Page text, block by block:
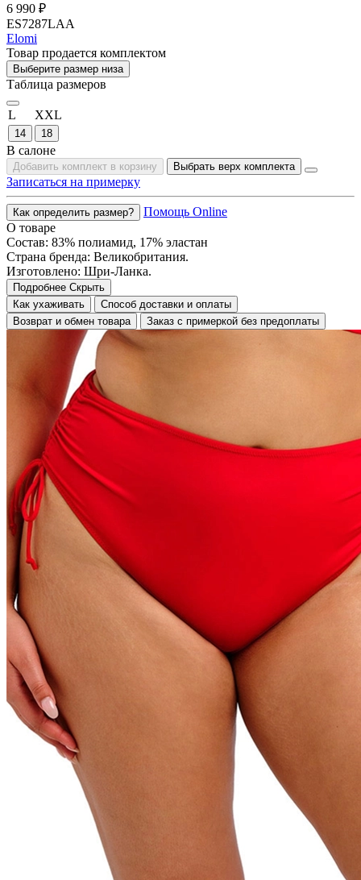
6 990 ₽
ES7287LAA
Elomi
Товар продается комплектом
Выберите размер низа
Таблица размеров
L XXL
14 18
В салоне
Добавить комплект в корзину Выбрать верх комплекта
Записаться на примерку
Как определить размер?
Помощь Online
О товаре
Состав: 83% полиамид, 17% эластан
Страна бренда: Великобритания.
Изготовлено: Шри-Ланка.
Подробнее Скрыть
Как ухаживать
Способ доставки и оплаты
Возврат и обмен товара
Заказ с примеркой без предоплаты